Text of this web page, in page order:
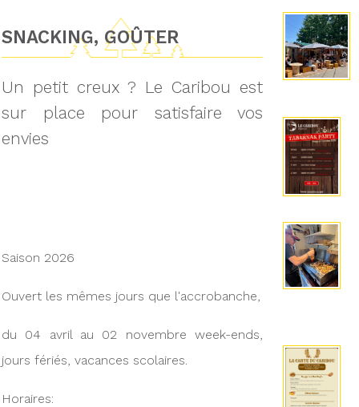
SNACKING, GOÛTER
Un petit creux ? Le Caribou est
sur place pour satisfaire vos
envies
Saison 2026
Ouvert les mêmes jours que l'accrobanche,
du 04 avril au 02 novembre week-ends,
jours fériés, vacances scolaires.
Horaires: